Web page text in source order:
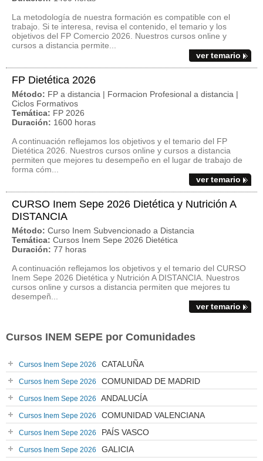
La metodología de nuestra formación es compatible con el
trabajo. Si te interesa, revisa el contenido, el temario y los
objetivos del FP Comercio 2026. Nuestros cursos online y
cursos a distancia permite...
ver temario
FP Dietética 2026
Método: FP a distancia | Formacion Profesional a distancia |
Ciclos Formativos
Temática: FP 2026
Duración: 1600 horas
A continuación reflejamos los objetivos y el temario del FP
Dietética 2026. Nuestros cursos online y cursos a distancia
permiten que mejores tu desempeño en el lugar de trabajo de
forma cóm...
ver temario
CURSO Inem Sepe 2026 Dietética y Nutrición A
DISTANCIA
Método: Curso Inem Subvencionado a Distancia
Temática: Cursos Inem Sepe 2026 Dietética
Duración: 77 horas
A continuación reflejamos los objetivos y el temario del CURSO
Inem Sepe 2026 Dietética y Nutrición A DISTANCIA. Nuestros
cursos online y cursos a distancia permiten que mejores tu
desempeñ...
ver temario
Cursos INEM SEPE por Comunidades
Cursos Inem Sepe 2026 CATALUÑA
Cursos Inem Sepe 2026 COMUNIDAD DE MADRID
Cursos Inem Sepe 2026 ANDALUCÍA
Cursos Inem Sepe 2026 COMUNIDAD VALENCIANA
Cursos Inem Sepe 2026 PAÍS VASCO
Cursos Inem Sepe 2026 GALICIA